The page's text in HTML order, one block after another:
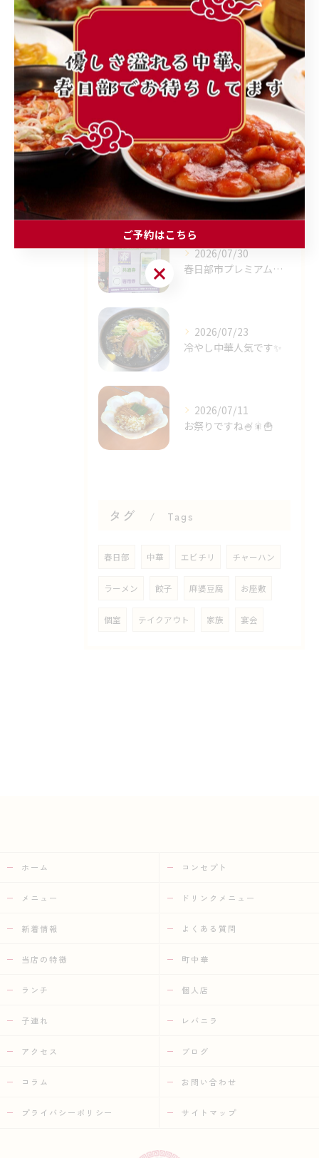
町中華
個人店
子連れ
最近の投稿
Recent
Posts
2026/07/30
春日部市プレミアム商品券✨⁡
2026/07/23
冷やし中華人気です✨⁡
2026/07/11
お祭りですね🍧🎇🍟⁡
タグ Tags
春日部 中華 エビチリ チャーハン
ラーメン 餃子 麻婆豆腐 お座敷
個室 テイクアウト 家族 宴会
ホーム コンセプト
メニュー ドリンクメニュー
新着情報 よくある質問
当店の特徴 町中華
ランチ 個人店
子連れ レバニラ
アクセス ブログ
コラム お問い合わせ
プライバシーポリシー サイトマップ
ご予約はこちら
ご予約はこちら